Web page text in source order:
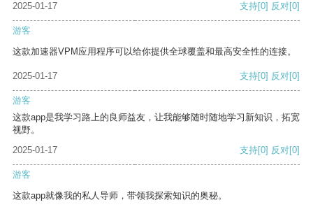
2025-01-17 支持[0] 反对[0]
游客
这款加速器VPM应用程序可以给你提供全球覆盖和最高安全性的连接。
2025-01-17 支持[0] 反对[0]
游客
这款app是我学习路上的良师益友，让我能够随时随地学习新知识，拓宽
视野。
2025-01-17
支持[0] 反对[0]
游客
这款app就像我的私人导师，带领我探索知识的奥秘。